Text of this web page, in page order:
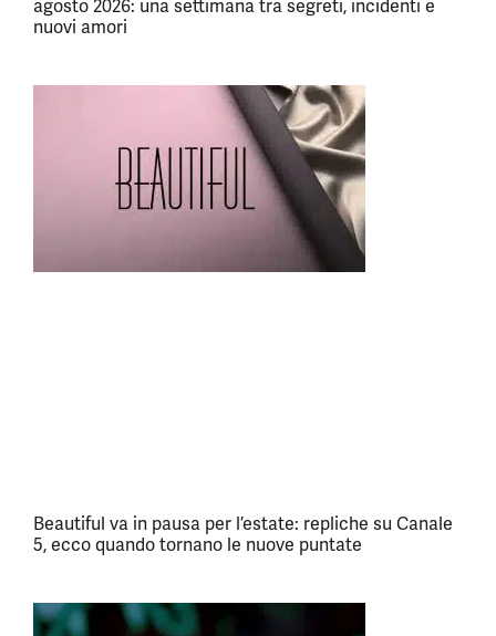
agosto 2026: una settimana tra segreti, incidenti e
nuovi amori
Beautiful va in pausa per l’estate: repliche su Canale
5, ecco quando tornano le nuove puntate